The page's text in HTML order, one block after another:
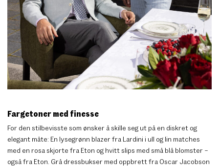
Fargetoner med finesse
For den stilbevisste som ønsker å skille seg ut på en diskret og
elegant måte: En lysegrønn blazer fra Lardini i ull og lin matches
med en rosa skjorte fra Eton og hvitt slips med små blå blomster –
også fra Eton. Grå dressbukser med oppbrett fra Oscar Jacobson